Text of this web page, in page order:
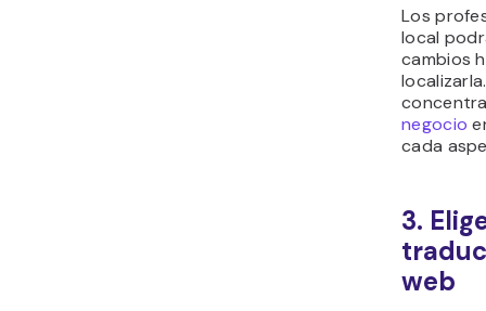
Los
local
cambios
negocio
cada
3.
web